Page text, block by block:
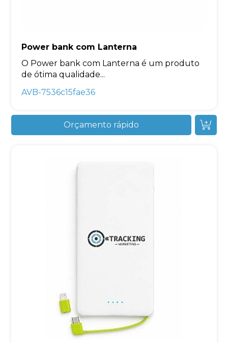
Power bank com Lanterna
O Power bank com Lanterna é um produto
de ótima qualidade...
AVB-7536c15fae36
Orçamento rápido